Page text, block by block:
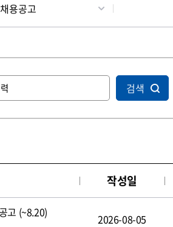
채용공고
검색
작성일
고 (~8.20) 2026-08-05